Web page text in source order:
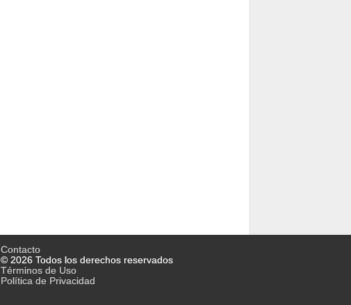
Contacto
© 2026 Todos los derechos reservados
Términos de Uso
Política de Privacidad